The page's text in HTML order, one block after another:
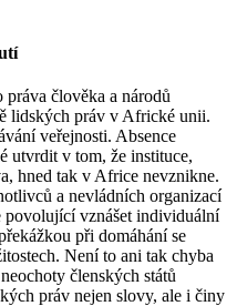
člověka a národů
lidských práv v Africké unii.
veřejnosti. Absence
utvrdit v tom, že instituce,
hned tak v Africe nevznikne.
a nevládních organizací
povolující vznášet individuální
při domáhání se
Není to ani tak chyba
členských států
práv nejen slovy, ale i činy